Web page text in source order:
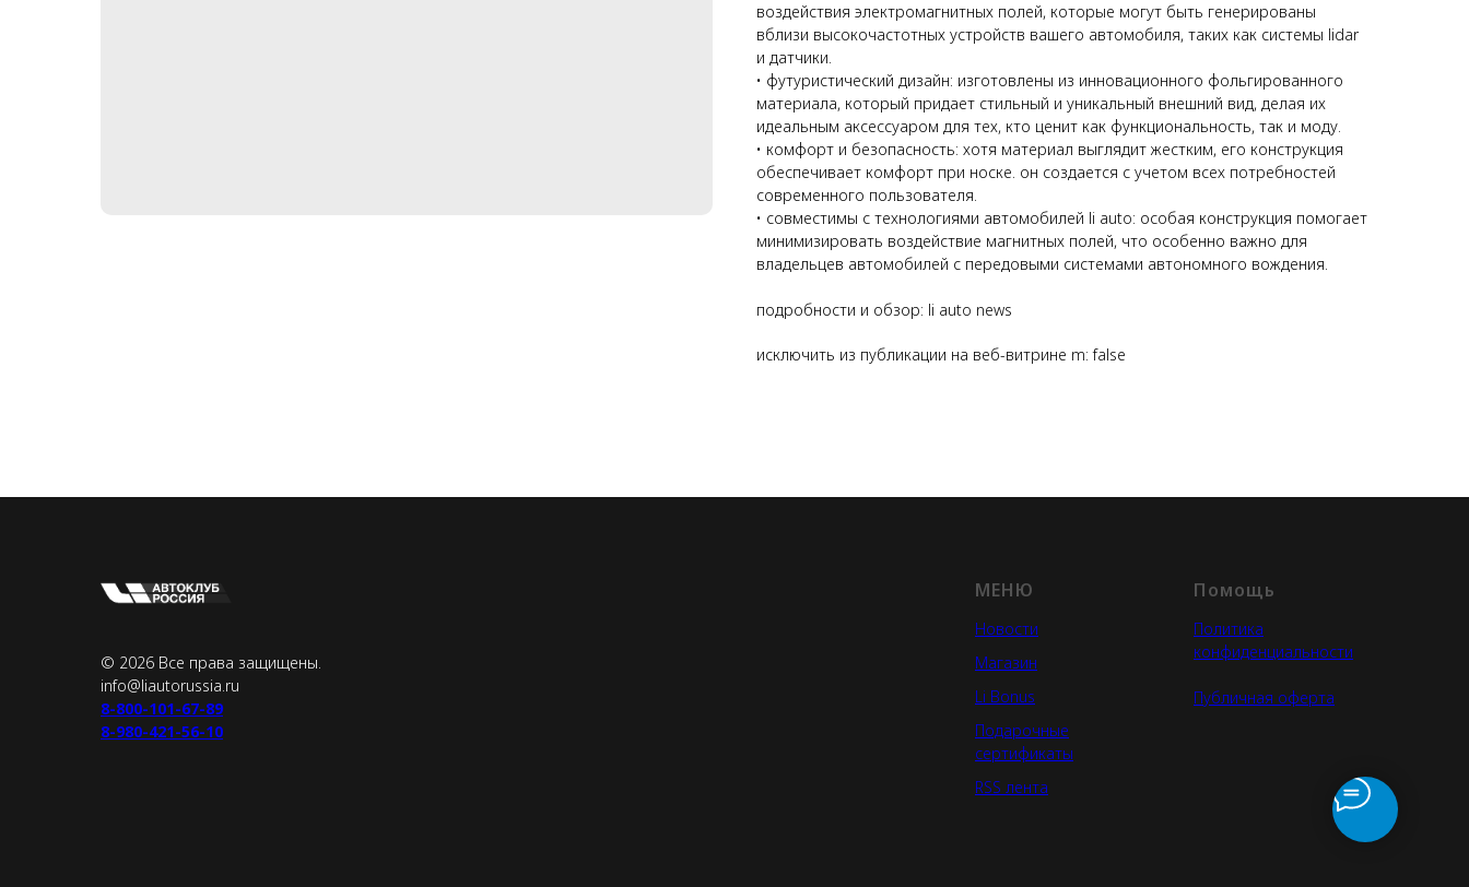
воздействия электромагнитных полей, которые могут быть генерированы
вблизи высокочастотных устройств вашего автомобиля, таких как системы lidar
и датчики.
• футуристический дизайн: изготовлены из инновационного фольгированного
материала, который придает стильный и уникальный внешний вид, делая их
идеальным аксессуаром для тех, кто ценит как функциональность, так и моду.
• комфорт и безопасность: хотя материал выглядит жестким, его конструкция
обеспечивает комфорт при носке. он создается с учетом всех потребностей
современного пользователя.
• совместимы с технологиями автомобилей li auto: особая конструкция помогает
минимизировать воздействие магнитных полей, что особенно важно для
владельцев автомобилей с передовыми системами автономного вождения.
подробности и обзор: li auto news
исключить из публикации на веб-витрине m: false
© 2026 Все права защищены.
info@liautorussia.ru
8-800-101-67-89
8-980-421-56-10
МЕНЮ
Новости
Магазин
Li Bonus
Подарочные
сертификаты
RSS лента
Помощь
Политика
конфиденциальности
Публичная оферта